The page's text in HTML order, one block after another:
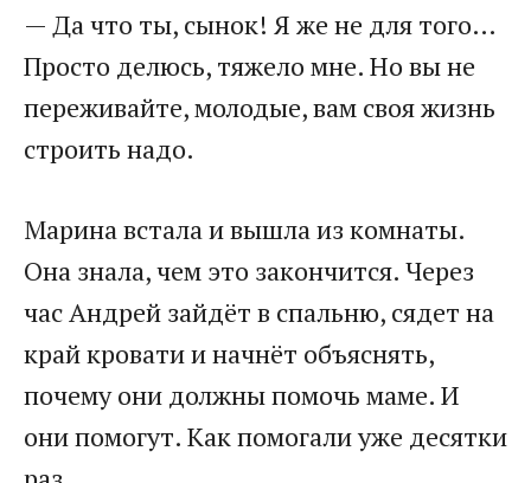
— Да что ты, сынок! Я же не для того…
Просто делюсь, тяжело мне. Но вы не
переживайте, молодые, вам своя жизнь
строить надо.
Марина встала и вышла из комнаты.
Она знала, чем это закончится. Через
час Андрей зайдёт в спальню, сядет на
край кровати и начнёт объяснять,
почему они должны помочь маме. И
они помогут. Как помогали уже десятки